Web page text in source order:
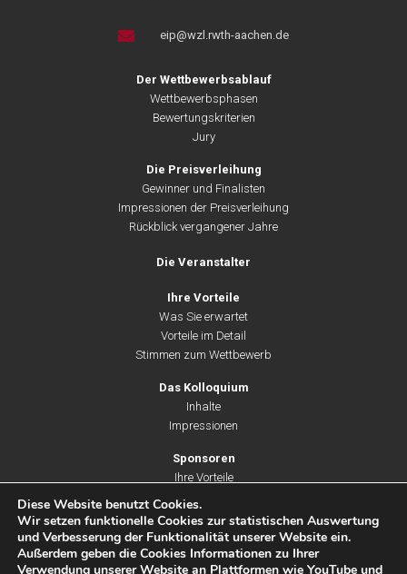
eip@wzl.rwth-aachen.de
Der Wettbewerbsablauf
Wettbewerbsphasen
Bewertungskriterien
Jury
Die Preisverleihung
Gewinner und Finalisten
Impressionen der Preisverleihung
Rückblick vergangener Jahre
Die Veranstalter
Ihre Vorteile
Was Sie erwartet
Vorteile im Detail
Stimmen zum Wettbewerb
Das Kolloquium
Inhalte
Impressionen
Sponsoren
Ihre Vorteile
Unsere Leistungen
Partner & Unterstützer
Diese Website benutzt Cookies.
Wir setzen funktionelle Cookies zur statistischen Auswertung
und Verbesserung der Funktionalität unserer Website ein.
Außerdem geben die Cookies Informationen zu Ihrer
Verwendung unserer Website an Plattformen wie YouTube und